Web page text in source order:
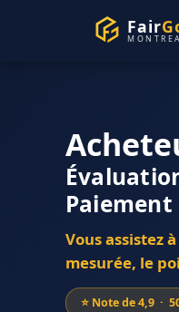
Fair
Vous assistez
mesurée, le
⭐ Note de 4,9 ·